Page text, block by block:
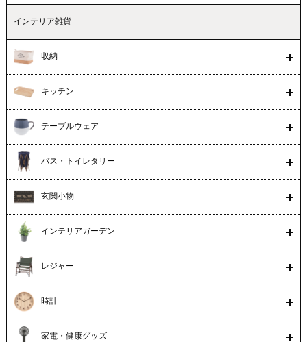
インテリア雑貨
収納
キッチン
テーブルウェア
バス・トイレタリー
玄関小物
インテリアガーデン
レジャー
時計
家電・健康グッズ